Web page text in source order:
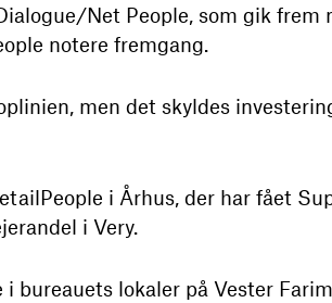
Net People, som gik frem
notere fremgang.
men det skyldes
i Århus, der har fået
i Very.
bureauets lokaler på Vester